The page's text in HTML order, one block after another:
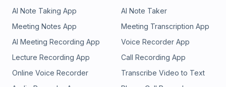
AI Note Taking App
AI Note Taker
Meeting Notes App
Meeting Transcription App
AI Meeting Recording App
Voice Recorder App
Lecture Recording App
Call Recording App
Online Voice Recorder
Transcribe Video to Text